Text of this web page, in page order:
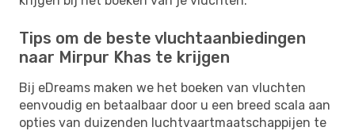
Tips om de beste vluchtaanbiedingen
naar Mirpur Khas te krijgen
Bij eDreams maken we het boeken van vluchten
eenvoudig en betaalbaar door u een breed scala aan
opties van duizenden luchtvaartmaatschappijen te